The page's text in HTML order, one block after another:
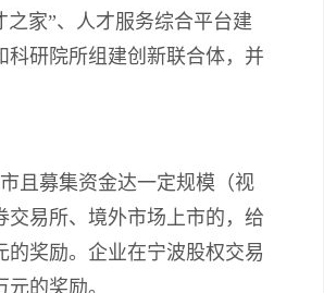
家”、人才服务综合平台建
科研院所组建创新联合体，并
且募集资金达一定规模（视
交易所、境外市场上市的，给
的奖励。企业在宁波股权交易
的奖励。